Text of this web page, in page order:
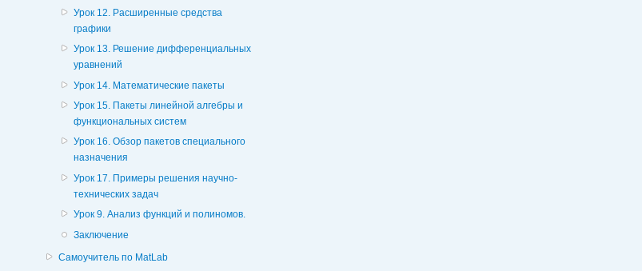
Урок 12. Расширенные средства
графики
Урок 13. Решение дифференциальных
уравнений
Урок 14. Математические пакеты
Урок 15. Пакеты линейной алгебры и
функциональных систем
Урок 16. Обзор пакетов специального
назначения
Урок 17. Примеры решения научно-
технических задач
Урок 9. Анализ функций и полиномов.
Заключение
Самоучитель по MatLab